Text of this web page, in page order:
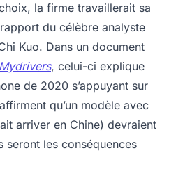
la firme travaillerait sa
du célèbre analyste
Kuo. Dans un document
Mydrivers, celui-ci explique
de 2020 s’appuyant sur
qu’un modèle avec
arriver en Chine) devraient
seront les conséquences